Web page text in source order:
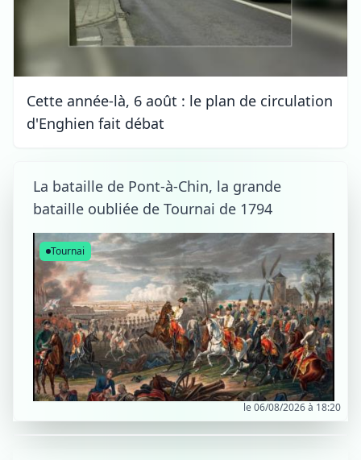
Cette année-là, 6 août : le plan de circulation
d'Enghien fait débat
La bataille de Pont-à-Chin, la grande
bataille oubliée de Tournai de 1794
le 06/08/2026 à 18:20
Tournai